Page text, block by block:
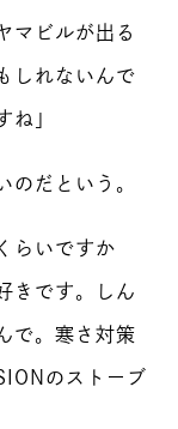
マビルが出る
しれないんで
ね」
だという。
らいですか
きです。しん
で。寒さ対策
のストーブ